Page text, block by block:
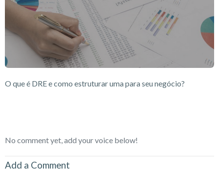
O que é DRE e como estruturar uma para seu negócio?
No comment yet, add your voice below!
Add a Comment